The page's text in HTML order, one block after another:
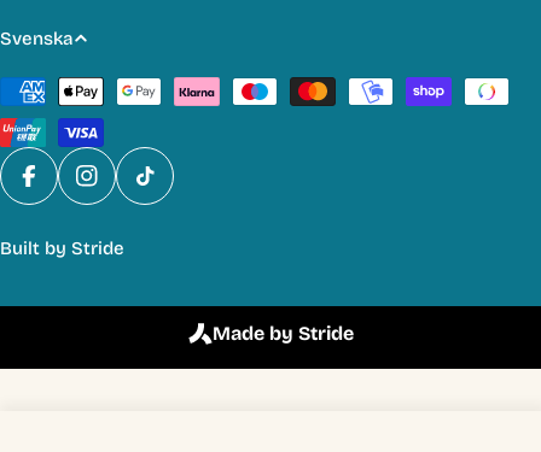
S
p
r
å
k
Svenska
Betalmetoder
FacebookInstagram
TikTok
Built by Stride
Made by Stride